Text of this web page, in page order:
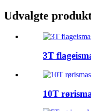
Udvalgte
3T
10T